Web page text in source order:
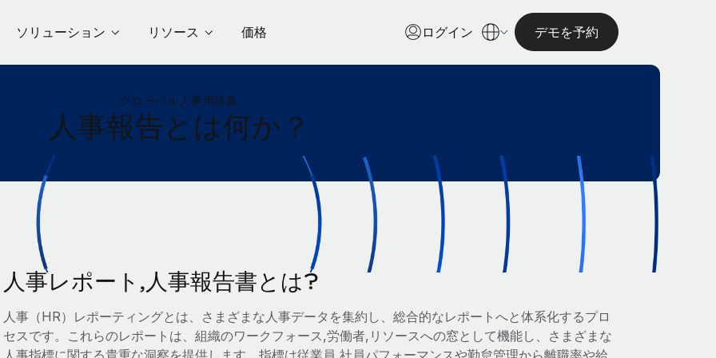
ソリューション リソース 価格 ログイン デモを予約
グローバル人事用語集
人事報告とは何か？
人事レポート,人事報告書とは?
人事（HR）レポーティングとは、さまざまな人事データを集約し、総合的なレポートへと体系化するプロ
セスです。これらのレポートは、組織のワークフォース,労働者,リソースへの窓として機能し、さまざまな
人事指標に関する貴重な洞察を提供します。指標は従業員,社員パフォーマンスや勤怠管理から離職率や給